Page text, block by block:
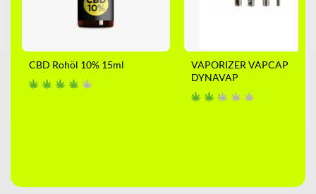
CBD Rohöl 10% 15ml
VAPORIZER VAPCAP
DYNAVAP